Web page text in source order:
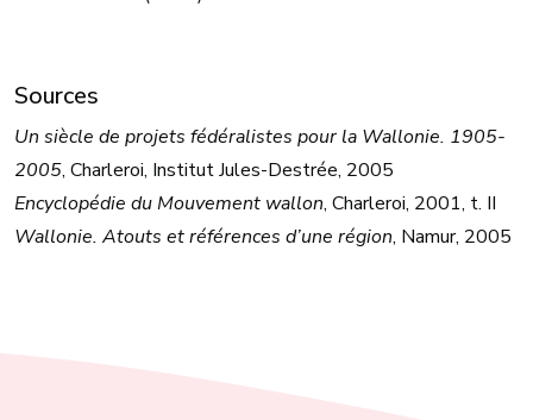
Sources
Un siècle de projets fédéralistes pour la Wallonie. 1905-
2005, Charleroi, Institut Jules-Destrée, 2005
Encyclopédie du Mouvement wallon, Charleroi, 2001, t. II
Wallonie. Atouts et références d’une région, Namur, 2005